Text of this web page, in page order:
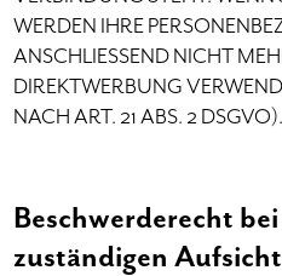
WERDEN IHRE
ANSCHLIESSEND NICHT
DIREKTWERBUNG
NACH ART. 21 ABS. 2 DSGVO).
Beschwerde­recht
zuständigen